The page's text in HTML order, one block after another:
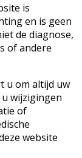
is
en is geen
de diagnose,
of andere
u om altijd uw
wijzigingen
of
website